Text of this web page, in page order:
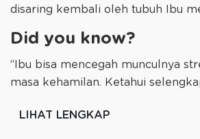
disaring kembali oleh tubuh Ibu
Did you know?
”Ibu bisa mencegah munculnya
masa kehamilan. Ketahui
LIHAT LENGKAP